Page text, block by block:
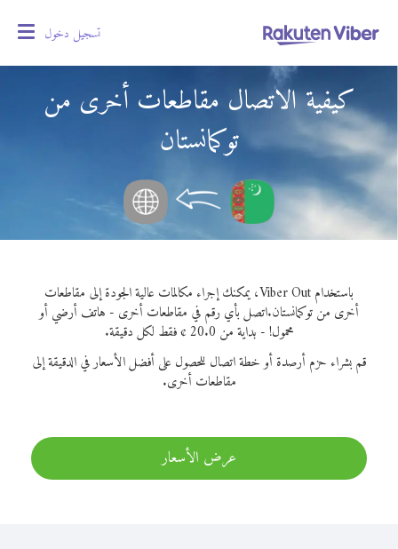
تسجيل دخول
كيفية الاتصال مقاطعات أخرى من
توكمانستان
باستخدام Viber Out، يمكنك إجراء مكالمات عالية الجودة إلى مقاطعات
أخرى من توكمانستان.اتصل بأي رقم في مقاطعات أخرى - هاتف أرضي أو
محمول! - بداية من 20.0 ¢ فقط لكل دقيقة.
قم بشراء حزم أرصدة أو خطة اتصال للحصول على أفضل الأسعار في الدقيقة إلى
مقاطعات أخرى.
عرض الأسعار